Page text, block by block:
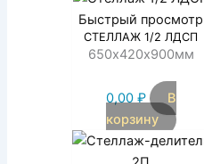
Быстрый просмотр
СТЕЛЛАЖ 1/2 ЛДСП
650х420х900мм
0,00 ₽
В
корзину